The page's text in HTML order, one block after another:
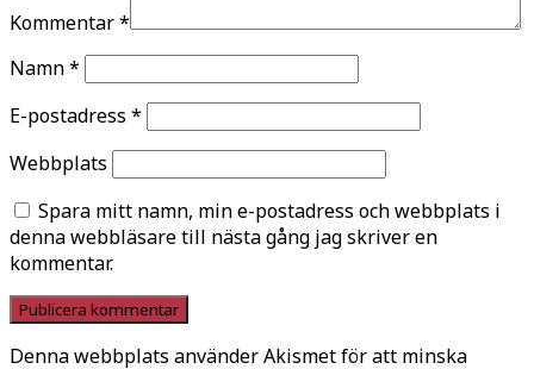
Kommentar*
Namn*
E-postadress *
Webbplats
Spara mitt namn, min e-postadress och webbplats i
denna webbläsare till nästa gång jag skriver en
kommentar.
Denna webbplats använder Akismet för att minska